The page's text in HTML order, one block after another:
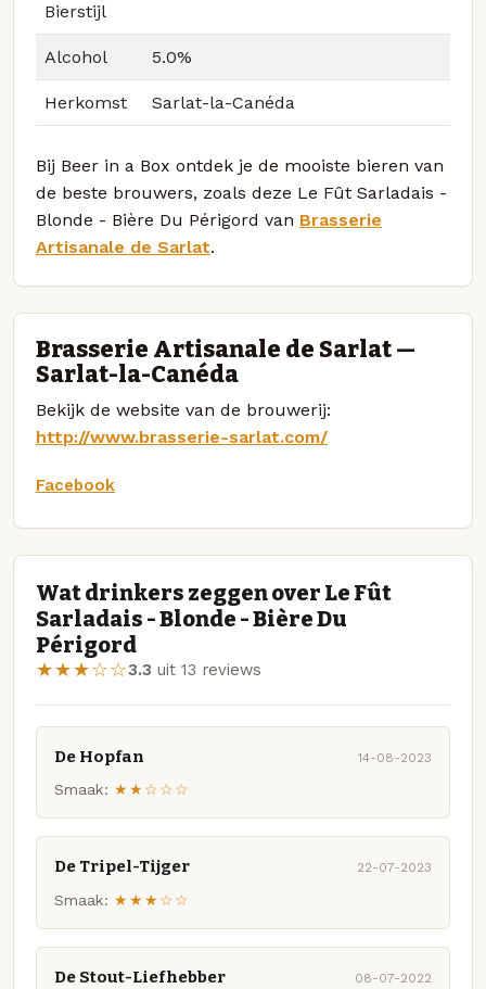
Bierstijl
Alcohol 5.0%
Herkomst Sarlat-la-Canéda
Bij Beer in a Box ontdek je de mooiste bieren van
de beste brouwers, zoals deze Le Fût Sarladais -
Blonde - Bière Du Périgord van Brasserie
Artisanale de Sarlat.
Brasserie Artisanale de Sarlat —
Sarlat-la-Canéda
Bekijk de website van de brouwerij:
http://www.brasserie-sarlat.com/
Facebook
Wat drinkers zeggen over Le Fût
Sarladais - Blonde - Bière Du
Périgord
★★★☆☆3.3 uit 13 reviews
De Hopfan 14-08-2023
Smaak: ★★☆☆☆
De Tripel-Tijger 22-07-2023
Smaak: ★★★☆☆
De Stout-Liefhebber 08-07-2022